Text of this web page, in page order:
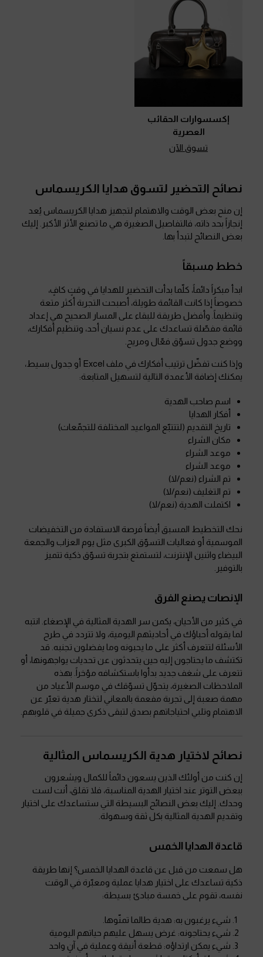
إكسسوارات الحقائب
العصرية
تسوق الآن
نصائح التحضير لتسوق هدايا الكريسماس
إن منح بعض الوقت والاهتمام لتجهيز هدايا الكريسماس يُعد
إنجازاً بحد ذاته، فالتفاصيل الصغيرة هي ما تصنع الأثر الأكبر. إليك
بعض النصائح لتبدأ بها.
خطط مسبقاً
ابدأ مبكراً دائماً، كلّما بدأت التحضير للهدايا في وقتٍ كافٍ،
خصوصاً إذا كانت القائمة طويلة، أصبحت التجربة أكثر متعة
وتنظيماً. وأفضل طريقة للبقاء على المسار الصحيح هي إعداد
قائمة مفصّلة تساعدك على عدم نسيان أحد، وتنظيم أفكارك،
ووضع جدول تسوّق فعّال ومريح.
وإذا كنت تفضّل ترتيب أفكارك في ملف Excel أو جدول بسيط،
يمكنك إضافة الأعمدة التالية لتسهيل المتابعة:
اسم صاحب الهدية
أفكار الهدايا
تاريخ التقديم (لتتتبّع المواعيد المختلفة للتجمّعات)
مكان الشراء
موعد الشراء
موعد الشراء
تم الشراء (نعم/لا)
تم التغليف (نعم/لا)
اكتملت الهدية (نعم/لا)
نحك التخطيط المسبق أيضاً فرصة الاستفادة من التخفيضات
الموسمية أو فعاليات التسوّق الكبرى مثل يوم العزاب والجمعة
البيضاء واثنين الإنترنت، لتستمتع بتجربة تسوّق ذكية تتميز
بالتوفير.
الإنصات يصنع الفرق
في كثير من الأحيان، يكمن سر الهدية المثالية في الإصغاء. انتبه
لما يقوله أحباؤك في أحاديثهم اليومية، ولا تتردد في طرح
الأسئلة لتتعرف أكثر على ما يحبونه وما يفضلون تجنبه. قد
تكتشف ما يحتاجون إليه حين يتحدثون عن تحديات يواجهونها، أو
تتعرف على شغف جديد بدأوا باستكشافه مؤخراً. بهذه
الملاحظات الصغيرة، يتحوّل تسوّقك في موسم الأعياد من
مهمة صعبة إلى تجربة مفعمة بالمعاني لتختار هدية تعبّر عن
الاهتمام وتلبي احتياجاتهم بصدق لتبقى ذكرى جميلة في قلوبهم.
نصائح لاختيار هدية الكريسماس المثالية
إن كنت من أولئك الذين يسعون دائماً للكمال ويشعرون
ببعض التوتر عند اختيار الهدية المناسبة، فلا تقلق، أنت لست
وحدك. إليك بعض النصائح البسيطة التي ستساعدك على اختيار
وتقديم الهدية المثالية بكل ثقة وسهولة.
قاعدة الهدايا الخمس
هل سمعت من قبل عن قاعدة الهدايا الخمس؟ إنها طريقة
ذكية تساعدك على اختيار هدايا عملية ومعبّرة في الوقت
نفسه، تقوم على خمسة مبادئ بسيطة:
شيء يرغبون به: هدية طالما تمنّوها.
شيء يحتاجونه: غرض يسهل عليهم حياتهم اليومية
شيء يمكن ارتداؤه: قطعة أنيقة وعملية في آنٍ واحد